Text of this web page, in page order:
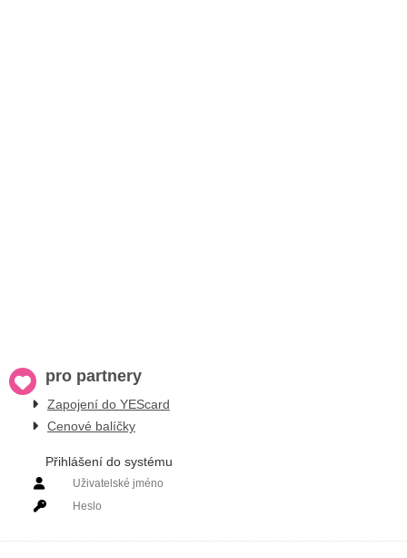
pro partnery
Zapojení do YEScard
Cenové balíčky
Přihlášení do systému